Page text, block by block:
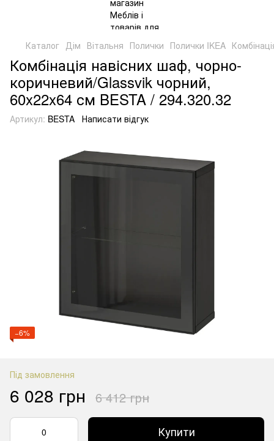
Каталог Дім Вітальня Полички Полички IKEA
Комбінація навісних шаф, чорно-
коричневий/Glassvik чорний,
60x22x64 см BESTA / 294.320.32
Артикул: BESTA Написати відгук
−6%
Під замовлення
6 028 грн 6 412 грн
Купити